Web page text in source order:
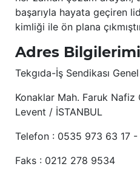
başarıyla hayata geçiren
kimliği ile ön plana
Adres
Tekgıda-İş Sendikası
Konaklar Mah. Faruk Nafiz
Levent / İSTANBUL
Telefon : 0535 973 63 17
Faks : 0212 278 9534